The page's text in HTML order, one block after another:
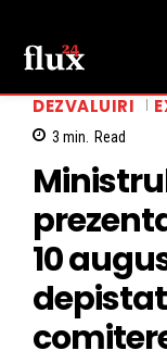
DEZVALUIRI
3 min. Read
10